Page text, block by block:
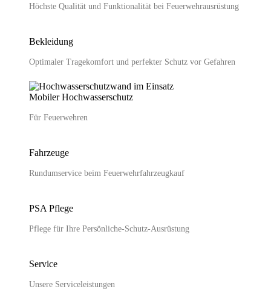
Höchste Qualität und Funktionalität bei Feuerwehr­ausrüstung
Bekleidung
Optimaler Tragekomfort und perfekter Schutz vor Gefahren
Mobiler Hochwasser­schutz
Für Feuerwehren
Fahrzeuge
Rundumservice beim Feuerwehrfahrzeugkauf
PSA Pflege
Pflege für Ihre Persönliche-Schutz-Ausrüstung
Service
Unsere Serviceleistungen